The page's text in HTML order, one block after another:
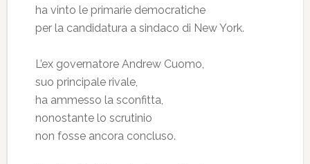
ha vinto le primarie democratiche
per la candidatura a sindaco di New York.
L’ex governatore Andrew Cuomo,
suo principale rivale,
ha ammesso la sconfitta,
nonostante lo scrutinio
non fosse ancora concluso.